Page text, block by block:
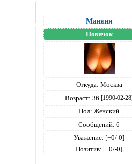
Маняня
Новичок
Откуда: Москва
Возраст: 36 [1990-02-28]
Пол: Женский
Сообщений: 6
Уважение: [+0/-0]
Позитив: [+0/-0]